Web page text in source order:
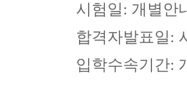
시험일: 개별안
합격자발표일:
입학수속기간: